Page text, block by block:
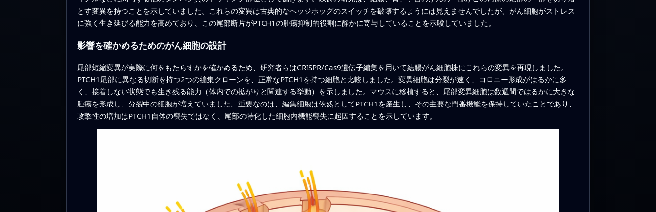
とす変異を持つことを示していました。これらの変異は古典的なヘッジホッグのスイッチを破壊するようには見えませんでしたが、がん細胞がストレス
に強く生き延びる能力を高めており、この尾部断片がPTCH1の腫瘍抑制的役割に静かに寄与していることを示唆していました。
影響を確かめるためのがん細胞の設計
尾部短縮変異が実際に何をもたらすかを確かめるため、研究者らはCRISPR/Cas9遺伝子編集を用いて結腸がん細胞株にこれらの変異を再現しました。
PTCH1尾部に異なる切断を持つ2つの編集クローンを、正常なPTCH1を持つ細胞と比較しました。変異細胞は分裂が速く、コロニー形成がはるかに多
く、接着しない状態でも生き残る能力（体内での拡がりと関連する挙動）を示しました。マウスに移植すると、尾部変異細胞は数週間ではるかに大きな
腫瘍を形成し、分裂中の細胞が増えていました。重要なのは、編集細胞は依然としてPTCH1を産生し、その主要な門番機能を保持していたことであり、
攻撃性の増加はPTCH1自体の喪失ではなく、尾部の特化した細胞内機能喪失に起因することを示しています。